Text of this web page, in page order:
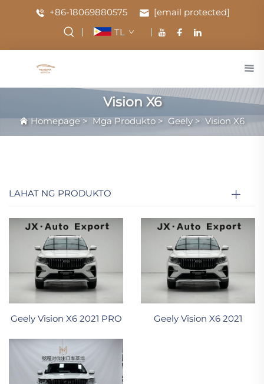
+86-18069880575
[email protected]
TL
Vision X6
Homepage > Mga Produkto > Geely > Vision X6
LAHAT NG PRODUKTO
Geely Vision X6 2021 PRO Geely Vision X6 2021